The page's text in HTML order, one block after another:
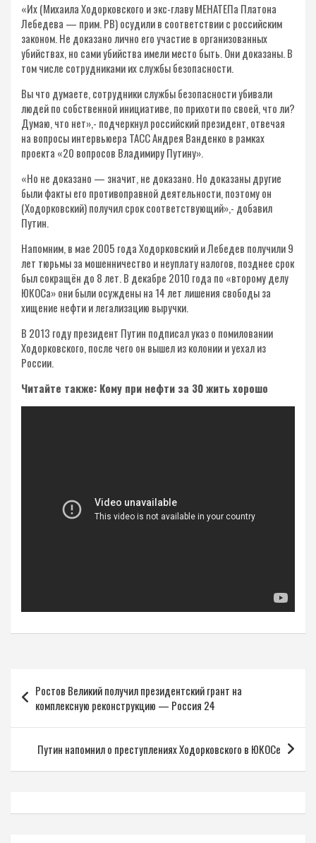
«Их (Михаила Ходорковского и экс-главу МЕНАТЕПа Платона
Лебедева — прим. РВ) осудили в соответствии с российским
законом. Не доказано лично его участие в организованных
убийствах, но сами убийства имели место быть. Они доказаны. В
том числе сотрудниками их службы безопасности.
Вы что думаете, сотрудники службы безопасности убивали
людей по собственной инициативе, по прихоти по своей, что ли?
Думаю, что нет»,- подчеркнул российский президент, отвечая
на вопросы интервьюера ТАСС Андрея Ванденко в рамках
проекта «20 вопросов Владимиру Путину».
«Но не доказано — значит, не доказано. Но доказаны другие
были факты его противоправной деятельности, поэтому он
(Ходорковский) получил срок соответствующий»,- добавил
Путин.
Напомним, в мае 2005 года Ходорковский и Лебедев получили 9
лет тюрьмы за мошенничество и неуплату налогов, позднее срок
был сокращён до 8 лет. В декабре 2010 года по «второму делу
ЮКОСа» они были осуждены на 14 лет лишения свободы за
хищение нефти и легализацию выручки.
В 2013 году президент Путин подписал указ о помиловании
Ходорковского, после чего он вышел из колонии и уехал из
России.
Читайте также: Кому при нефти за 30 жить хорошо
по
записям
Ростов Великий получил президентский грант на
комплексную реконструкцию — Россия 24
Путин напомнил о преступлениях Ходорковского в ЮКОСе